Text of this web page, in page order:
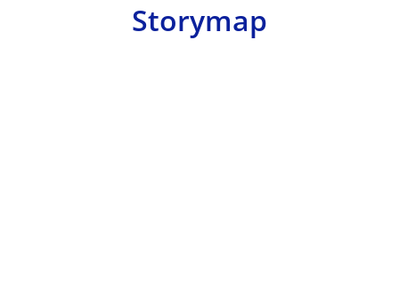
Storymap